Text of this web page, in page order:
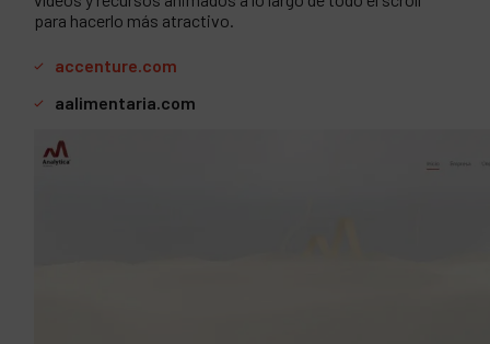
para hacerlo más atractivo.
accenture.com
aalimentaria.com